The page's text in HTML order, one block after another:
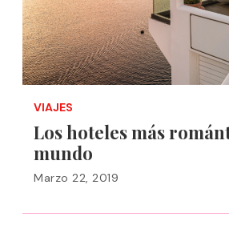
VIAJES
Los hoteles más
mundo
Marzo 22, 2019